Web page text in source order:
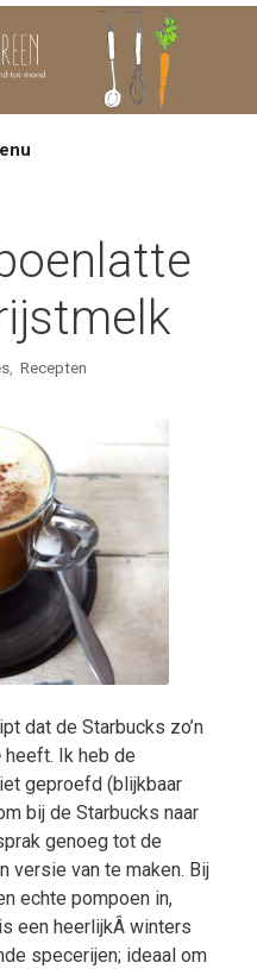
, Recepten
dat de Starbucks zo’n
heeft. Ik heb de
geproefd (blijkbaar
bij de Starbucks naar
genoeg tot de
versie van te maken. Bij
echte pompoen in,
een heerlijkÂ winters
specerijen; ideaal om